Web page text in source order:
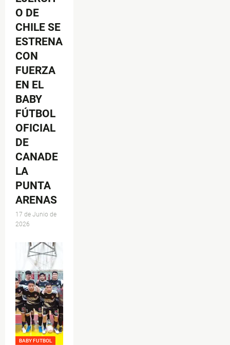
O DE
CHILE SE
ESTRENA
CON
FUERZA
EN EL
BABY
FÚTBOL
OFICIAL
DE
CANADE
LA
PUNTA
ARENAS
17 de Junio de
2026
BABY FUTBOL